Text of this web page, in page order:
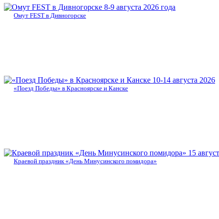
8-9 августа 2026 года
Омут FEST в Дивногорске
10-14 августа 2026
«Поезд Победы» в Красноярске и Канске
15
Краевой праздник «День Минусинского помидора»